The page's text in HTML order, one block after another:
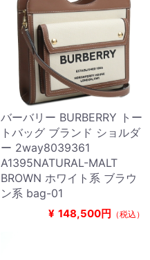
バーバリー BURBERRY トー
トバッグ ブランド ショルダ
ー 2way8039361
A1395NATURAL-MALT
BROWN ホワイト系 ブラウ
ン系 bag-01
¥ 148,500円 （税込）